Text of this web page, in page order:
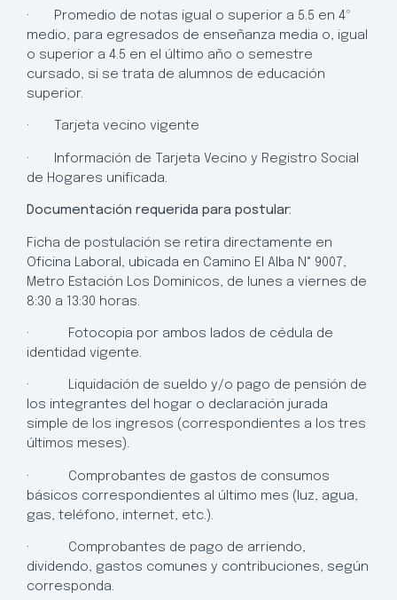
· Promedio de notas igual o superior a 5.5 en 4º
medio, para egresados de enseñanza media o, igual
o superior a 4.5 en el último año o semestre
cursado, si se trata de alumnos de educación
superior.
· Tarjeta vecino vigente
· Información de Tarjeta Vecino y Registro Social
de Hogares unificada.
Documentación requerida para postular:
Ficha de postulación se retira directamente en
Oficina Laboral, ubicada en Camino El Alba N° 9007,
Metro Estación Los Dominicos, de lunes a viernes de
8:30 a 13:30 horas.
· Fotocopia por ambos lados de cédula de
identidad vigente.
· Liquidación de sueldo y/o pago de pensión de
los integrantes del hogar o declaración jurada
simple de los ingresos (correspondientes a los tres
últimos meses).
· Comprobantes de gastos de consumos
básicos correspondientes al último mes (luz, agua,
gas, teléfono, internet, etc.).
· Comprobantes de pago de arriendo,
dividendo, gastos comunes y contribuciones, según
corresponda.